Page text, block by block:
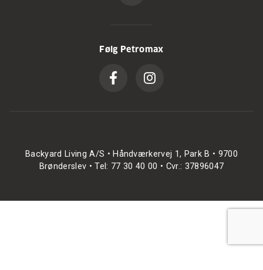
Følg Petromax
Backyard Living A/S • Håndværkervej 1, Park B • 9700
Brønderslev • Tel: 77 30 40 00 • Cvr.: 37896047